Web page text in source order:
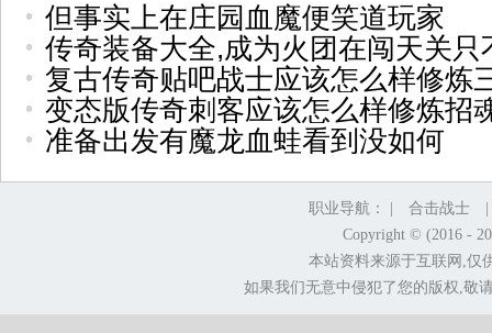
但事实上在庄园血魔便笑道玩家
传奇装备大全,成为火团在闯天关只
复古传奇贴吧战士应该怎么样修炼
变态版传奇刺客应该怎么样修炼招
准备出发有魔龙血蛙看到没如何
职业导航： | 合击战士
Copyright © (2016 -
本站资料来源于互联网,仅
如果我们无意中侵犯了您的版权,敬